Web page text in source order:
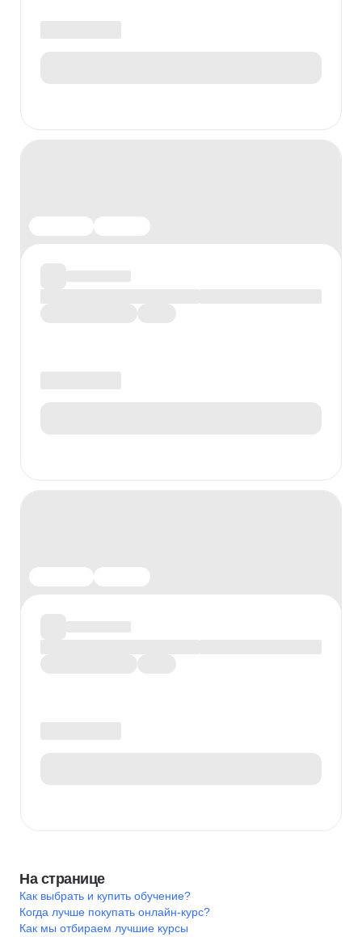
На странице
Как выбрать и купить обучение?
Когда лучше покупать онлайн-курс?
Как мы отбираем лучшие курсы